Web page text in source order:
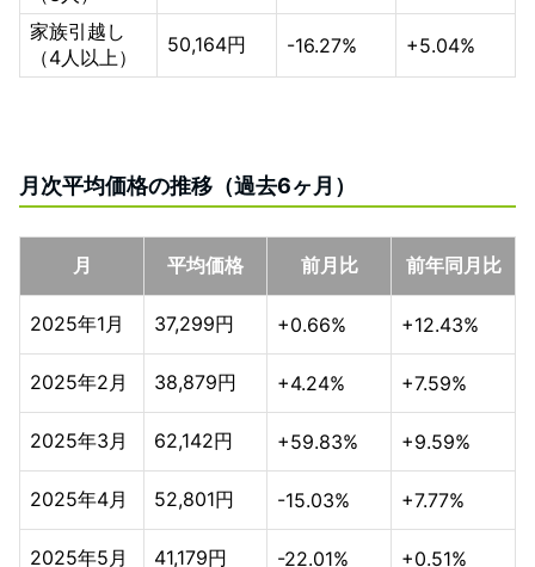
家族引越し
（4人以上）
50,164円 -16.27% +5.04%
月次平均価格の推移（過去6ヶ月）
月 平均価格 前月比 前年同月比
2025年1月 37,299円 +0.66% +12.43%
2025年2月 38,879円 +4.24% +7.59%
2025年3月 62,142円 +59.83% +9.59%
2025年4月 52,801円 -15.03% +7.77%
2025年5月 41,179円 -22.01% +0.51%